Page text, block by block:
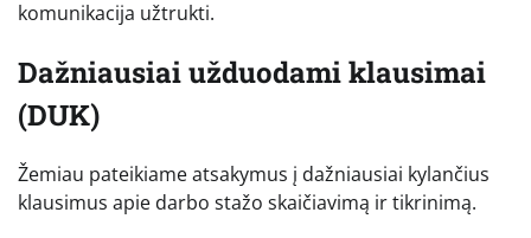
komunikacija užtrukti.
Dažniausiai užduodami klausimai
(DUK)
Žemiau pateikiame atsakymus į dažniausiai kylančius
klausimus apie darbo stažo skaičiavimą ir tikrinimą.